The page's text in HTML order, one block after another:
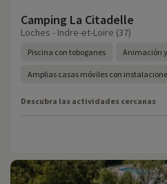
Camping La Citadelle
Loches - Indre-et-Loire (37)
Piscina con toboganes Animación
Amplias casas móviles con
Descubra las actividades cercanas